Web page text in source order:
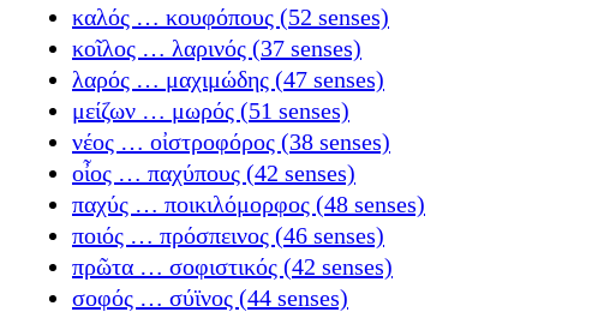
καλός … κουφόπους (52 senses)
κοῖλος … λαρινός (37 senses)
λαρός … μαχιμώδης (47 senses)
μείζων … μωρός (51 senses)
νέος … οἰστροφόρος (38 senses)
οἶος … παχύπους (42 senses)
παχύς … ποικιλόμορφος (48 senses)
ποιός … πρόσπεινος (46 senses)
πρῶτα … σοφιστικός (42 senses)
σοφός … σύϊνος (44 senses)